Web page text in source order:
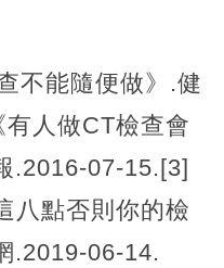
不能隨便做》.健
人做CT檢查會
.2016-07-15.[3]
八點否則你的檢
.2019-06-14.